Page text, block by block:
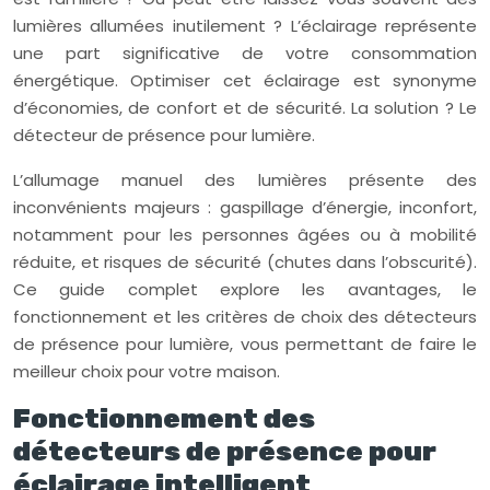
lumières allumées inutilement ? L’éclairage représente
une part significative de votre consommation
énergétique. Optimiser cet éclairage est synonyme
d’économies, de confort et de sécurité. La solution ? Le
détecteur de présence pour lumière.
L’allumage manuel des lumières présente des
inconvénients majeurs : gaspillage d’énergie, inconfort,
notamment pour les personnes âgées ou à mobilité
réduite, et risques de sécurité (chutes dans l’obscurité).
Ce guide complet explore les avantages, le
fonctionnement et les critères de choix des détecteurs
de présence pour lumière, vous permettant de faire le
meilleur choix pour votre maison.
Fonctionnement des
détecteurs de présence pour